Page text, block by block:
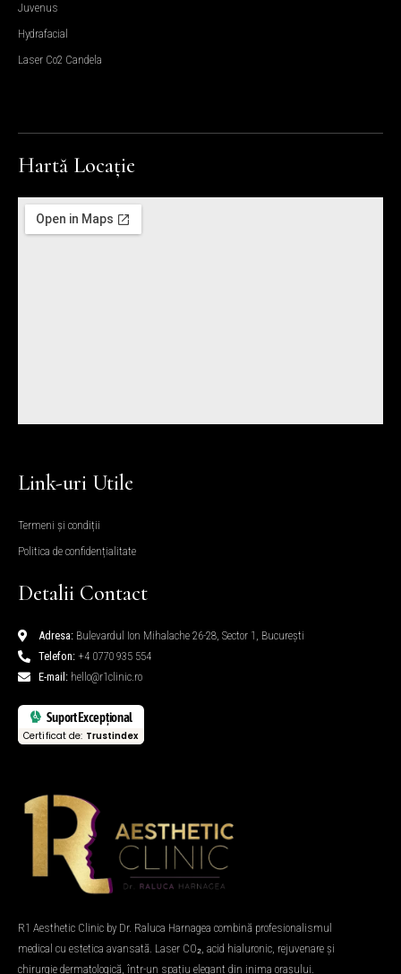
Juvenus
Hydrafacial
Laser Co2 Candela
R1 Aesthetic Clinic by Dr. Raluca Harnagea combină profesionalismul
medical cu estetica avansată. Laser CO₂, acid hialuronic, rejuvenare și
chirurgie dermatologică, într-un spațiu elegant din inima orașului.
Link-uri Utile
Termeni și condiții
Politica de confidențialitate
Detalii Contact
Adresa:Bulevardul Ion Mihalache 26-28, Sector 1, București
Telefon:+4 0770 935 554
E-mail: hello@r1clinic.ro
Suport Excepțional
Certificat de: Trustindex
Hartă Locație